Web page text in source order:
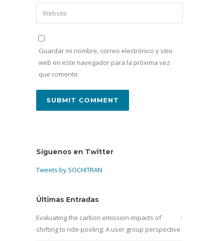
Guardar mi nombre, correo electrónico y sitio
web en este navegador para la próxima vez
que comente.
Síguenos en Twitter
Tweets by SOCHITRAN
Últimas Entradas
Evaluating the carbon emission impacts of
shifting to ride-pooling: A user group perspective